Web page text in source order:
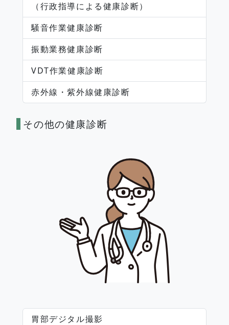
（行政指導による健康診断）
騒音作業健康診断
振動業務健康診断
VDT作業健康診断
赤外線・紫外線健康診断
その他の健康診断
胃部デジタル撮影